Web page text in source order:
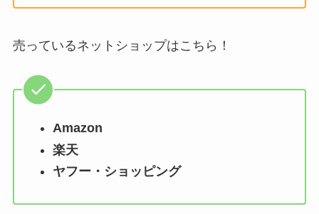
売っているネットショップはこちら！
Amazon
楽天
ヤフー・ショッピング